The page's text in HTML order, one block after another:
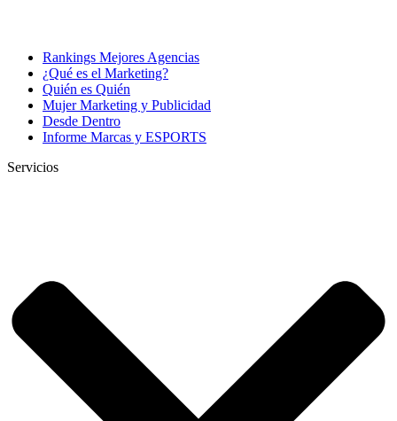
Rankings Mejores Agencias
¿Qué es el Marketing?
Quién es Quién
Mujer Marketing y Publicidad
Desde Dentro
Informe Marcas y ESPORTS
Servicios